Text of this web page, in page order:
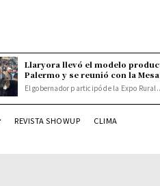
Llaryora llevó el modelo
Palermo y se reunió con la
El gobernador participó de la Expo
REVISTA SHOWUP CLIMA